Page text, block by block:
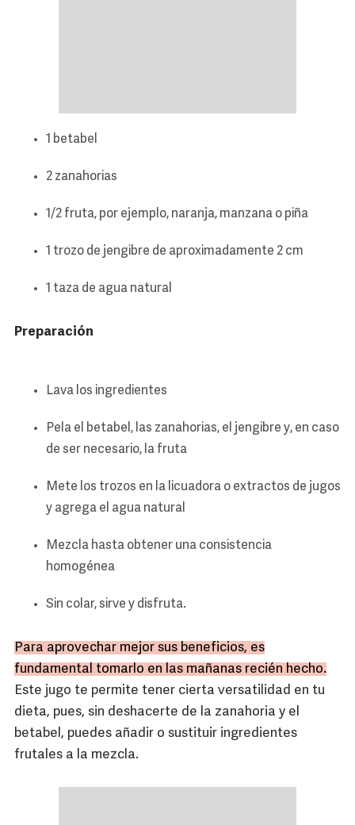
1 betabel
2 zanahorias
1/2 fruta, por ejemplo, naranja, manzana o piña
1 trozo de jengibre de aproximadamente 2 cm
1 taza de agua natural
Preparación
Lava los ingredientes
Pela el betabel, las zanahorias, el jengibre y, en caso
de ser necesario, la fruta
Mete los trozos en la licuadora o extractos de jugos
y agrega el agua natural
Mezcla hasta obtener una consistencia
homogénea
Sin colar, sirve y disfruta.
Para aprovechar mejor sus beneficios, es
fundamental tomarlo en las mañanas recién hecho.
Este jugo te permite tener cierta versatilidad en tu
dieta, pues, sin deshacerte de la zanahoria y el
betabel, puedes añadir o sustituir ingredientes
frutales a la mezcla.